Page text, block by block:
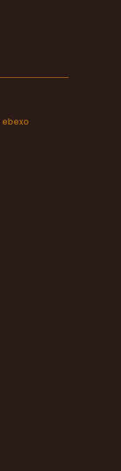
ebexo